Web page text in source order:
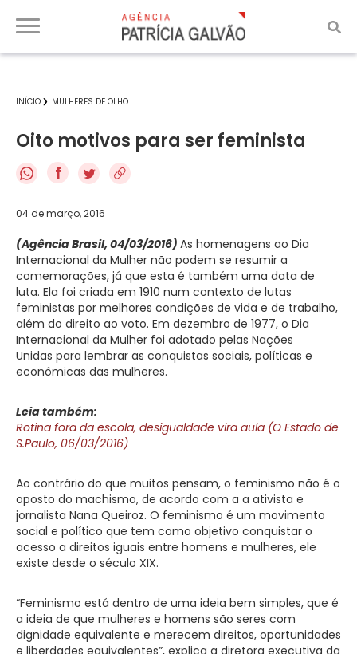
INÍCIO MULHERES DE OLHO
Oito motivos para ser feminista
f
04 de março, 2016
(Agência Brasil, 04/03/2016) As homenagens ao Dia
Internacional da Mulher não podem se resumir a
comemorações, já que esta é também uma data de
luta. Ela foi criada em 1910 num contexto de lutas
feministas por melhores condições de vida e de trabalho,
além do direito ao voto. Em dezembro de 1977, o Dia
Internacional da Mulher foi adotado pelas Nações
Unidas para lembrar as conquistas sociais, políticas e
econômicas das mulheres.
Leia também:
Rotina fora da escola, desigualdade vira aula (O Estado de
S.Paulo, 06/03/2016)
Ao contrário do que muitos pensam, o feminismo não é o
oposto do machismo, de acordo com a a ativista e
jornalista Nana Queiroz. O feminismo é um movimento
social e político que tem como objetivo conquistar o
acesso a direitos iguais entre homens e mulheres, ele
existe desde o século XIX.
“Feminismo está dentro de uma ideia bem simples, que é
a ideia de que mulheres e homens são seres com
dignidade equivalente e merecem direitos, oportunidades
e liberdades equivalentes”, explica a diretora executiva da